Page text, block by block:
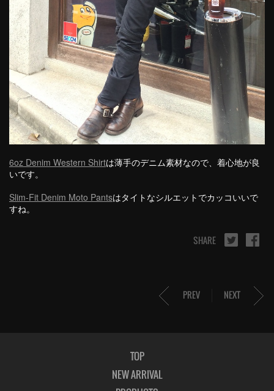
6oz Denim Western Shirtは薄手のデニム素材なので、着心地が良
いです。
Slim-Fit Denim Moto Pantsはタイトなシルエットでカッコいいで
すね。
SHARE
PREV NEXT
TOP
NEW ARRIVAL